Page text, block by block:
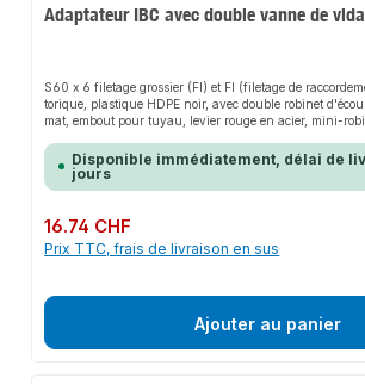
Adaptateur IBC avec double vanne de
S60 x 6 filetage grossier (FI) et FI (filetage de
torique, plastique HDPE noir, avec double robinet
mat, embout pour tuyau, levier rouge en acier, mini-
Disponible immédiatement, délai de
jours
Prix régulier :
16.74 CHF
Prix TTC, frais de livraison en sus
Ajouter au panier